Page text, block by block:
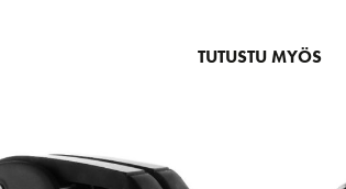
TUTUSTU MYÖS